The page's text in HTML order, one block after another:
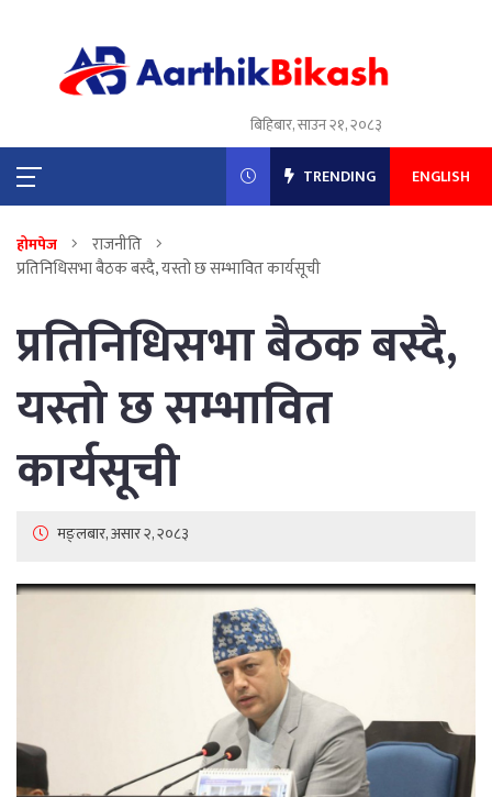
बिहिबार, साउन २१, २०८३
TRENDING ENGLISH
होमपेज
राजनीति
प्रतिनिधिसभा बैठक बस्दै, यस्तो छ सम्भावित कार्यसूची
प्रतिनिधिसभा बैठक बस्दै,
यस्तो छ सम्भावित
कार्यसूची
मङ्लबार, असार २, २०८३